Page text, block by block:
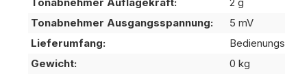
Tonabnehmer Ausgangsspannung:
5 mV
Lieferumfang:
Gewicht:
0 kg